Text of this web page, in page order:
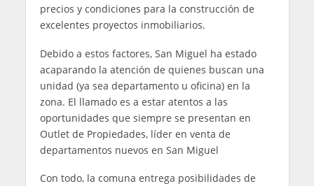
precios y condiciones para la construcción de
excelentes proyectos inmobiliarios.
Debido a estos factores, San Miguel ha estado
acaparando la atención de quienes buscan una
unidad (ya sea departamento u oficina) en la
zona. El llamado es a estar atentos a las
oportunidades que siempre se presentan en
Outlet de Propiedades, líder en venta de
departamentos nuevos en San Miguel
Con todo, la comuna entrega posibilidades de